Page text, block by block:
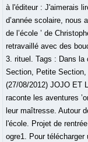
à l'éditeur : J'aimerais
d’année scolaire, nous
de l’école ’ de
retravaillé avec des
3. rituel. Tags : Dans la
Section, Petite
(27/08/2012) JOJO ET
raconte les aventures
leur maîtresse. Autour
l'école. Projet de
ogre1. Pour